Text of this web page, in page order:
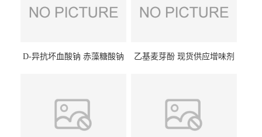
D-异抗坏血酸钠 赤藻糖酸钠
乙基麦芽酚 现货供应增味剂